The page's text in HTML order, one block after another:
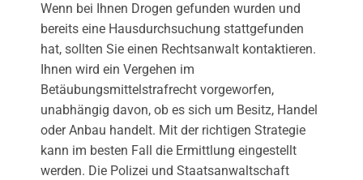
Wenn bei Ihnen Drogen gefunden wurden und
bereits eine Hausdurchsuchung stattgefunden
hat, sollten Sie einen Rechtsanwalt kontaktieren.
Ihnen wird ein Vergehen im
Betäubungsmittelstrafrecht vorgeworfen,
unabhängig davon, ob es sich um Besitz, Handel
oder Anbau handelt. Mit der richtigen Strategie
kann im besten Fall die Ermittlung eingestellt
werden. Die Polizei und Staatsanwaltschaft